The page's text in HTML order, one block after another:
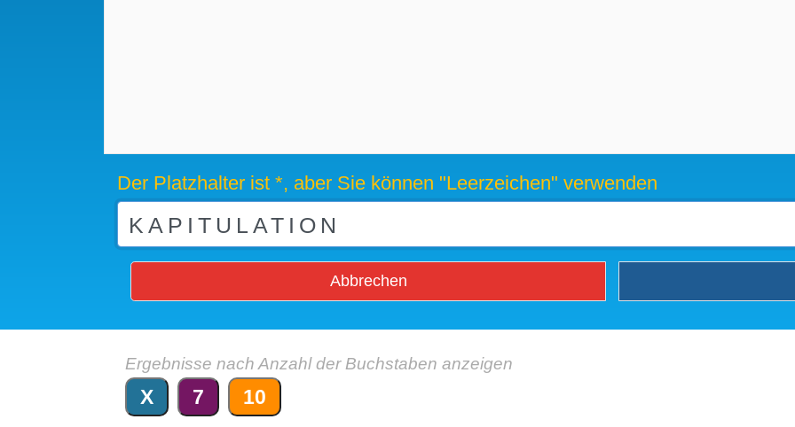
Der Platzhalter ist *, aber Sie können "Leerzeichen" verwenden
Abbrechen
Ergebnisse nach Anzahl der Buchstaben anzeigen
X 7 10